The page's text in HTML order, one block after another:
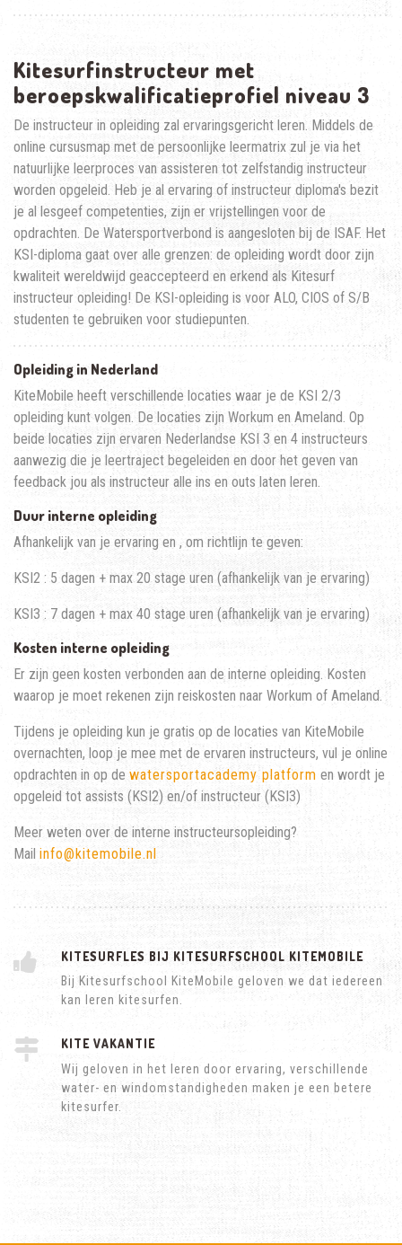
Kitesurfinstructeur met
beroepskwalificatieprofiel niveau 3
De instructeur in opleiding zal ervaringsgericht leren. Middels de
online cursusmap met de persoonlijke leermatrix zul je via het
natuurlijke leerproces van assisteren tot zelfstandig instructeur
worden opgeleid. Heb je al ervaring of instructeur diploma's bezit
je al lesgeef competenties, zijn er vrijstellingen voor de
opdrachten. De Watersportverbond is aangesloten bij de ISAF. Het
KSI-diploma gaat over alle grenzen: de opleiding wordt door zijn
kwaliteit wereldwijd geaccepteerd en erkend als Kitesurf
instructeur opleiding! De KSI-opleiding is voor ALO, CIOS of S/B
studenten te gebruiken voor studiepunten.
Opleiding in Nederland
KiteMobile heeft verschillende locaties waar je de KSI 2/3
opleiding kunt volgen. De locaties zijn Workum en Ameland. Op
beide locaties zijn ervaren Nederlandse KSI 3 en 4 instructeurs
aanwezig die je leertraject begeleiden en door het geven van
feedback jou als instructeur alle ins en outs laten leren.
Duur interne opleiding
Afhankelijk van je ervaring en , om richtlijn te geven:
KSI2 : 5 dagen + max 20 stage uren (afhankelijk van je ervaring)
KSI3 : 7 dagen + max 40 stage uren (afhankelijk van je ervaring)
Kosten interne opleiding
Er zijn geen kosten verbonden aan de interne opleiding. Kosten
waarop je moet rekenen zijn reiskosten naar Workum of Ameland.
Tijdens je opleiding kun je gratis op de locaties van KiteMobile
overnachten, loop je mee met de ervaren instructeurs, vul je online
opdrachten in op de watersportacademy platform en wordt je
opgeleid tot assists (KSI2) en/of instructeur (KSI3)
Meer weten over de interne instructeursopleiding?
Mail info@kitemobile.nl
KITESURFLES BIJ KITESURFSCHOOL KITEMOBILE
Bij Kitesurfschool KiteMobile geloven we dat iedereen
kan leren kitesurfen.
KITE VAKANTIE
Wij geloven in het leren door ervaring, verschillende
water- en windomstandigheden maken je een betere
kitesurfer.